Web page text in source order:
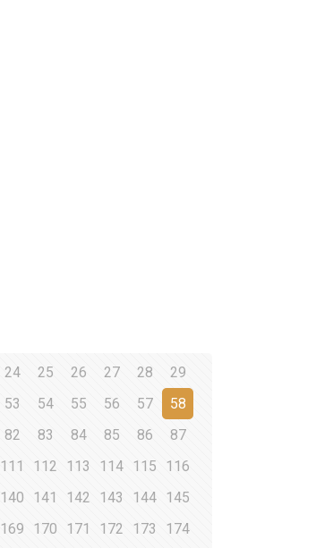
24 25 26 27 28
29
53 54 55 56 57
58
82 83 84 85 86
87
111 112 113 114 115
116
140 141 142 143 144 145
169 170 171 172 173
174